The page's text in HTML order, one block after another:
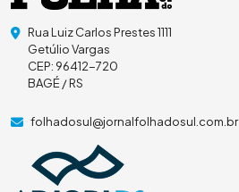
Rua Luiz Carlos Prestes 1111
Getúlio Vargas
CEP: 96412-720
BAGÉ / RS
folhadosul@jornalfolhadosul.com.br